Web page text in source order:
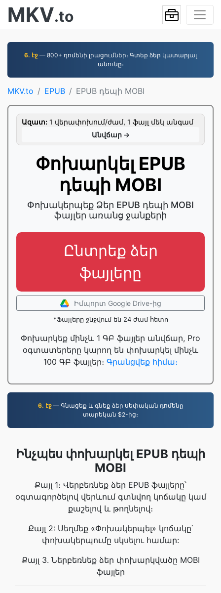
MKV.to
6. էջ — 800+ դոմենի լրացումներ։ Գտեք ձեր կատարյալ
անունը։
MKV.to EPUB EPUB դեպի MOBI
Ազատ: 1 վերափոխում/ժամ, 1 ֆայլ մեկ անգամ
Անվճար →
Փոխարկել EPUB
դեպի MOBI
Փոխակերպեք Ձեր EPUB դեպի MOBI
ֆայլեր առանց ջանքերի
Ընտրեք ձեր
ֆայլերը
Իմպորտ Google Drive-ից
*Ֆայլերը ջնջվում են 24 ժամ հետո
Փոխարկեք մինչև 1 ԳԲ ֆայլեր անվճար, Pro
օգտատերերը կարող են փոխարկել մինչև
100 ԳԲ ֆայլեր։ Գրանցվեք հիմա։
6. էջ— Գնացեք և գնեք ձեր սեփական դոմենը
տարեկան $2-ից։
Ինչպես փոխարկել EPUB դեպի
MOBI
Քայլ 1։ Վերբեռնեք ձեր EPUB ֆայլերը՝
օգտագործելով վերևում գտնվող կոճակը կամ
քաշելով և թողնելով։
Քայլ 2: Սեղմեք «Փոխակերպել» կոճակը՝
փոխակերպումը սկսելու համար:
Քայլ 3. Ներբեռնեք ձեր փոխարկվածը MOBI
ֆայլեր